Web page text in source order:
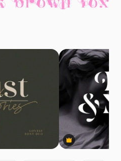
Premium